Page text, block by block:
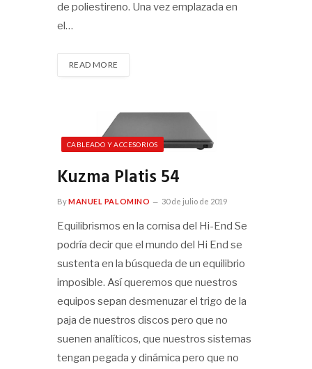
de poliestireno. Una vez emplazada en
el…
READ MORE
CABLEADO Y ACCESORIOS
Kuzma Platis 54
ByMANUEL PALOMINO 30 de julio de 2019
Equilibrismos en la cornisa del Hi-End Se
podría decir que el mundo del Hi End se
sustenta en la búsqueda de un equilibrio
imposible. Así queremos que nuestros
equipos sepan desmenuzar el trigo de la
paja de nuestros discos pero que no
suenen analíticos, que nuestros sistemas
tengan pegada y dinámica pero que no